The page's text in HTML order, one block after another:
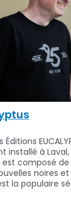
installé à
composé
noires et
la populaire